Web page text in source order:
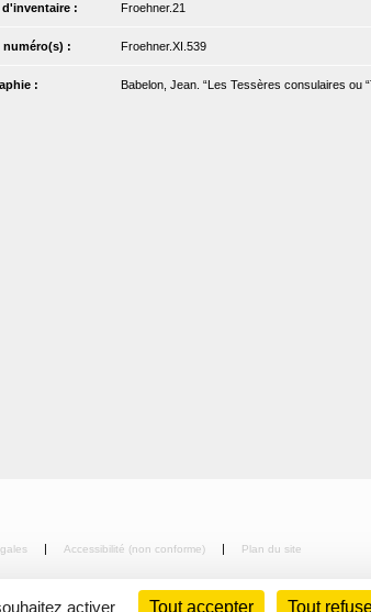
d'inventaire : Froehner.21
numéro(s) : Froehner.XI.539
: Babelon, Jean. “Les Tessères consulaires ou
Accessibilité (non conforme) Plan du site
activer Tout accepter Tout